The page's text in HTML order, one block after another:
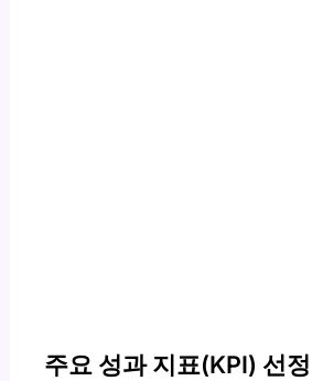
주요 성과 지표(KPI) 선정